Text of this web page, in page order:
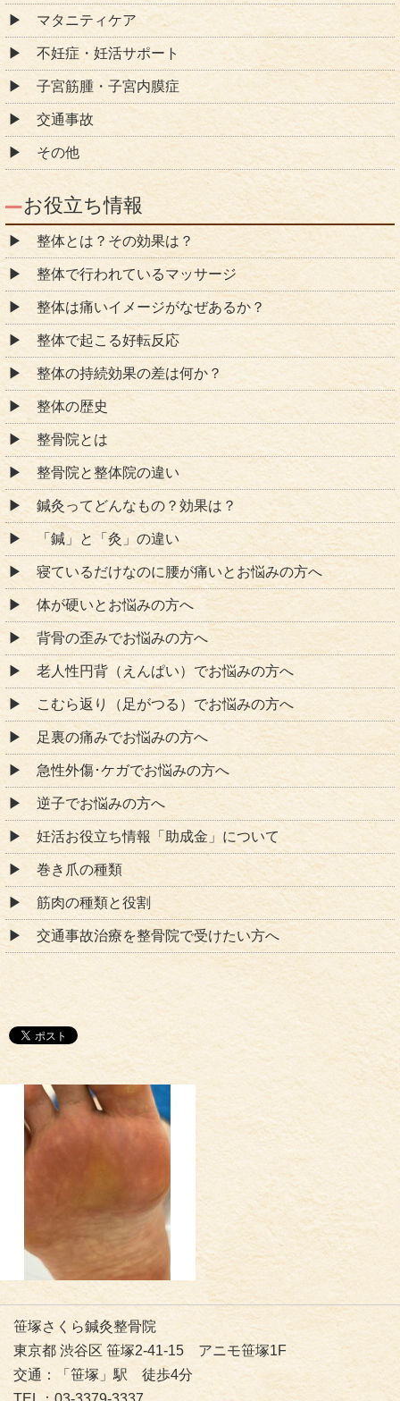
マタニティケア
不妊症・妊活サポート
子宮筋腫・子宮内膜症
交通事故
その他
お役立ち情報
整体とは？その効果は？
整体で行われているマッサージ
整体は痛いイメージがなぜあるか？
整体で起こる好転反応
整体の持続効果の差は何か？
整体の歴史
整骨院とは
整骨院と整体院の違い
鍼灸ってどんなもの？効果は？
「鍼」と「灸」の違い
寝ているだけなのに腰が痛いとお悩みの方へ
体が硬いとお悩みの方へ
背骨の歪みでお悩みの方へ
老人性円背（えんぱい）でお悩みの方へ
こむら返り（足がつる）でお悩みの方へ
足裏の痛みでお悩みの方へ
急性外傷･ケガでお悩みの方へ
逆子でお悩みの方へ
妊活お役立ち情報「助成金」について
巻き爪の種類
筋肉の種類と役割
交通事故治療を整骨院で受けたい方へ
笹塚さくら鍼灸整骨院
東京都 渋谷区 笹塚2-41-15 アニモ笹塚1F
交通：「笹塚」駅 徒歩4分